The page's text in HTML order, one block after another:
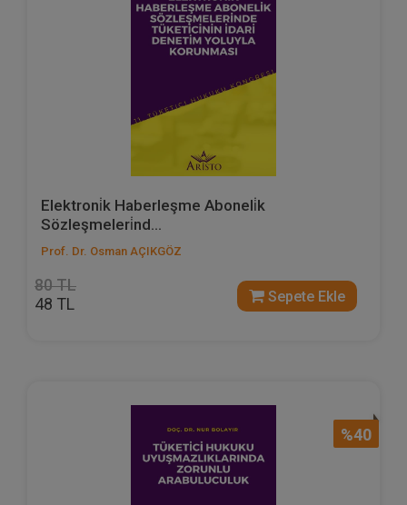
Elektroni̇k Haberleşme Aboneli̇k
Sözleşmeleri̇nd...
Prof. Dr. Osman AÇIKGÖZ
80 TL
48 TL Sepete Ekle
%40